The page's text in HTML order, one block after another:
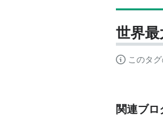
世界最
このタ
関連ブロ